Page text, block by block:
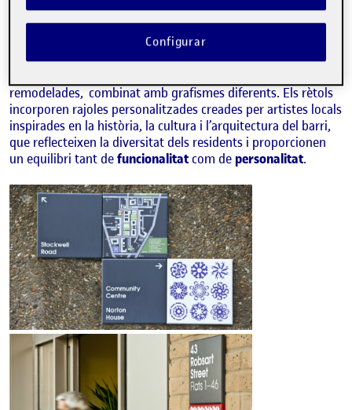
El concepte es basa en unsistema modular de rajoles
remodelades, combinat amb grafismes diferents. Els rètols
incorporen rajoles personalitzades creades per artistes locals
inspirades en la història, la cultura i l’arquitectura del barri,
que reflecteixen la diversitat dels residents i proporcionen
un equilibri tant defuncionalitatcom de personalitat.
Configurar